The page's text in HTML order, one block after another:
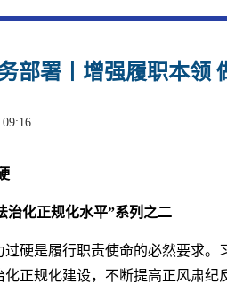
部署丨增强履职本领
化正规化水平”系列之二
硬是履行职责使命的必然要求。
正规化建设，不断提高正风肃纪